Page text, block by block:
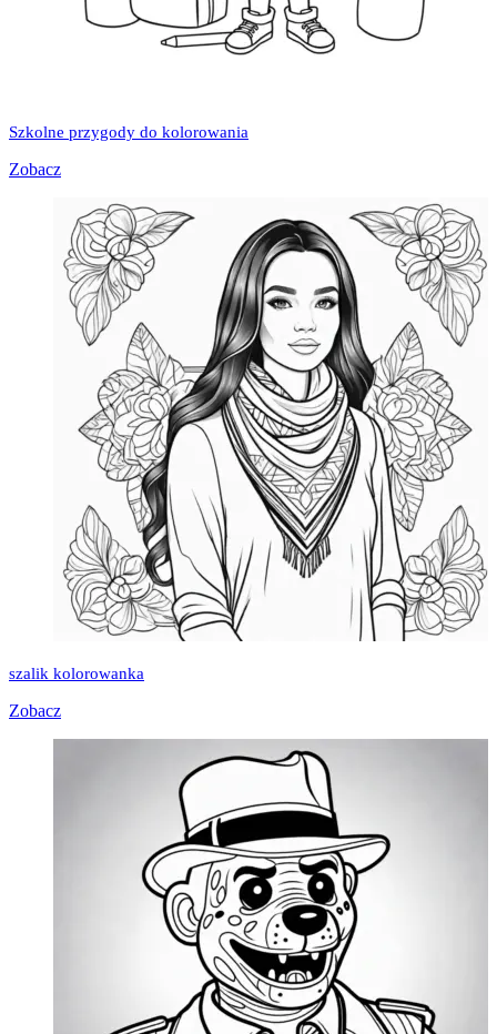
Szkolne przygody do kolorowania
Zobacz
szalik kolorowanka
Zobacz